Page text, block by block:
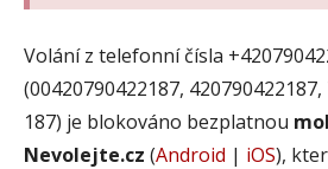
Volání z telefonní čísla
(00420790422187,
187) je blokováno bezplatnou
Nevolejte.cz (Android | iOS),